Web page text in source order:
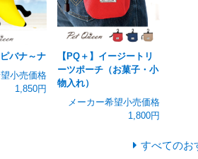
バナ～ナ
小売価格
1,850円
【PQ＋】イージートリ
ーツポーチ（お菓子・小
物入れ）
メーカー希望小売価格
1,800円
すべてのお